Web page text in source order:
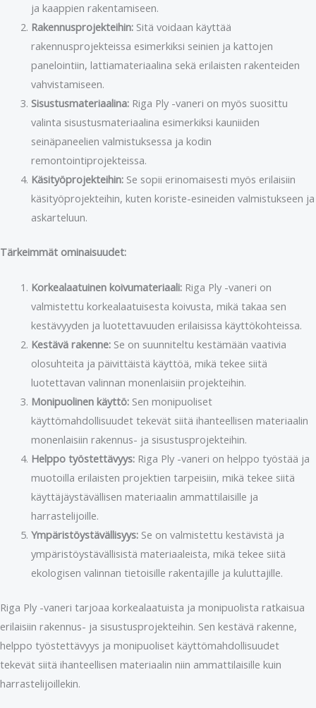
ja kaappien rakentamiseen.
Rakennusprojekteihin:Sitä voidaan käyttää
rakennusprojekteissa esimerkiksi seinien ja kattojen
panelointiin, lattiamateriaalina sekä erilaisten rakenteiden
vahvistamiseen.
Sisustusmateriaalina:Riga Ply -vaneri on myös suosittu
valinta sisustusmateriaalina esimerkiksi kauniiden
seinäpaneelien valmistuksessa ja kodin
remontointiprojekteissa.
Käsityöprojekteihin:Se sopii erinomaisesti myös erilaisiin
käsityöprojekteihin, kuten koriste-esineiden valmistukseen ja
askarteluun.
Tärkeimmät ominaisuudet:
Korkealaatuinen koivumateriaali:Riga Ply -vaneri on
valmistettu korkealaatuisesta koivusta, mikä takaa sen
kestävyyden ja luotettavuuden erilaisissa käyttökohteissa.
Kestävä rakenne:Se on suunniteltu kestämään vaativia
olosuhteita ja päivittäistä käyttöä, mikä tekee siitä
luotettavan valinnan monenlaisiin projekteihin.
Monipuolinen käyttö:Sen monipuoliset
käyttömahdollisuudet tekevät siitä ihanteellisen materiaalin
monenlaisiin rakennus- ja sisustusprojekteihin.
Helppo työstettävyys:Riga Ply -vaneri on helppo työstää ja
muotoilla erilaisten projektien tarpeisiin, mikä tekee siitä
käyttäjäystävällisen materiaalin ammattilaisille ja
harrastelijoille.
Ympäristöystävällisyys:Se on valmistettu kestävistä ja
ympäristöystävällisistä materiaaleista, mikä tekee siitä
ekologisen valinnan tietoisille rakentajille ja kuluttajille.
Riga Ply -vaneri tarjoaa korkealaatuista ja monipuolista ratkaisua
erilaisiin rakennus- ja sisustusprojekteihin. Sen kestävä rakenne,
helppo työstettävyys ja monipuoliset käyttömahdollisuudet
tekevät siitä ihanteellisen materiaalin niin ammattilaisille kuin
harrastelijoillekin.